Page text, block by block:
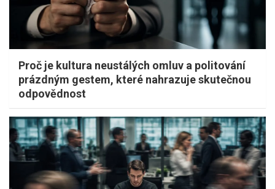
Proč je kultura neustálých omluv a politování
prázdným gestem, které nahrazuje skutečnou
odpovědnost